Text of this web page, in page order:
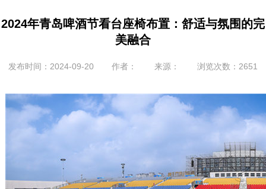
2024年青岛啤酒节看台座椅布置：舒适与氛围的完
美融合
发布时间：2024-09-20 作者： 来源： 浏览次数：2651